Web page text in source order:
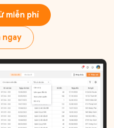
miễn phí
ngay